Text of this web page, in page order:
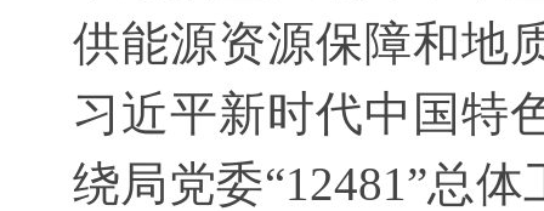
供能源资源保障和地
习近平新时代中国特
绕局党委“12481”总